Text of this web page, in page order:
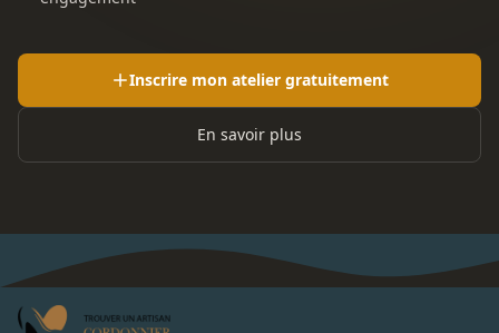
Inscrire mon atelier gratuitement
En savoir plus